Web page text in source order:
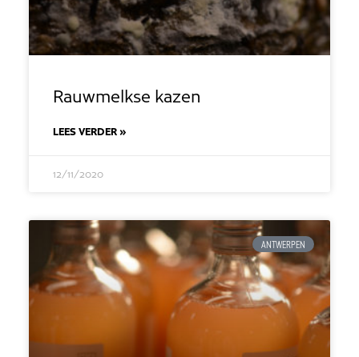
Rauwmelkse kazen
LEES VERDER »
12/11/2020
ANTWERPEN